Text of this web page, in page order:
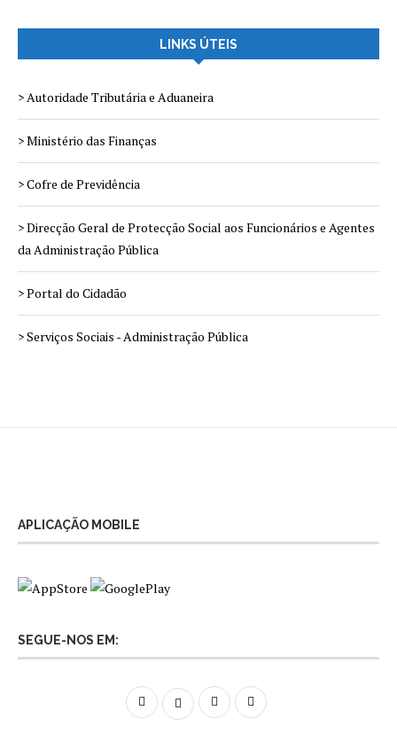
LINKS ÚTEIS
> Autoridade Tributária e Aduaneira
> Ministério das Finanças
> Cofre de Previdência
> Direcção Geral de Protecção Social aos Funcionários e Agentes
da Administração Pública
> Portal do Cidadão
> Serviços Sociais - Administração Pública
APLICAÇÃO MOBILE
SEGUE-NOS EM: